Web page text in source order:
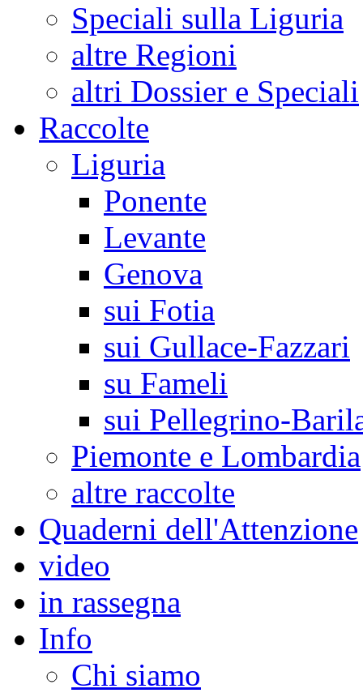
Speciali sulla Liguria
altre Regioni
altri Dossier e Speciali
Raccolte
Liguria
Ponente
Levante
Genova
sui Fotia
sui Gullace-Fazzari
su Fameli
sui Pellegrino-
Piemonte e Lombardia
altre raccolte
Quaderni dell'Attenzione
video
in rassegna
Info
Chi siamo